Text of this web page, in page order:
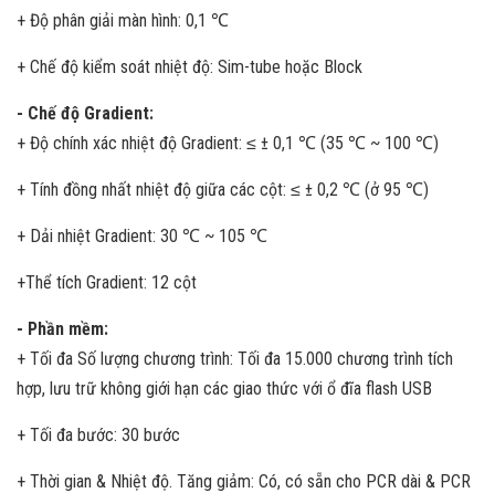
+ Độ phân giải màn hình: 0,1 ℃
+ Chế độ kiểm soát nhiệt độ: Sim-tube hoặc Block
- Chế độ Gradient:
+ Độ chính xác nhiệt độ Gradient: ≤ ± 0,1 ℃ (35 ℃ ~ 100 ℃)
+ Tính đồng nhất nhiệt độ giữa các cột: ≤ ± 0,2 ℃ (ở 95 ℃)
+ Dải nhiệt Gradient: 30 ℃ ~ 105 ℃
+Thể tích Gradient: 12 cột
- Phần mềm:
+ Tối đa Số lượng chương trình: Tối đa 15.000 chương trình tích
hợp, lưu trữ không giới hạn các giao thức với ổ đĩa flash USB
+ Tối đa bước: 30 bước
+ Thời gian & Nhiệt độ. Tăng giảm: Có, có sẵn cho PCR dài & PCR